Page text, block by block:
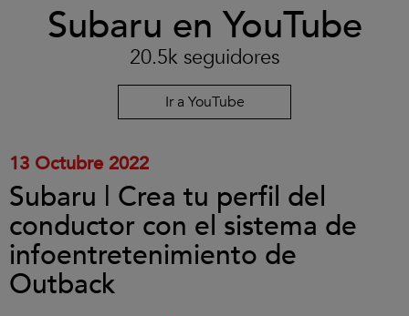
Subaru en YouTube
20.5k seguidores
Ir a YouTube
aceptar
13 Octubre 2022
Subaru | Crea tu perfil del
conductor con el sistema de
infoentretenimiento de
Outback